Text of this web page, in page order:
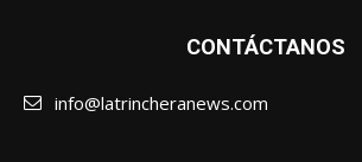
CONTÁCTANOS
info@latrincheranews.com